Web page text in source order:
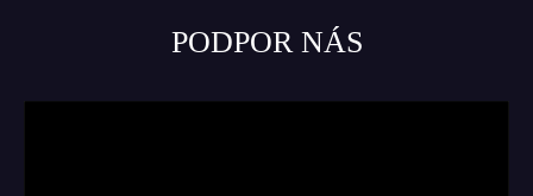
PODPOR NÁS